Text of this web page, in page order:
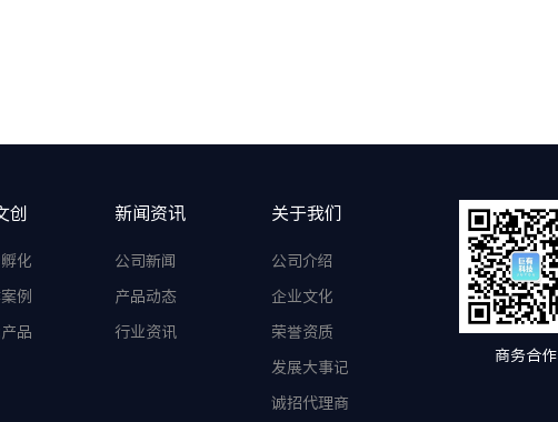
创
化
例
产品
新闻资讯
公司新闻
产品动态
行业资讯
关于我们
公司介绍
企业文化
荣誉资质
发展大事记
诚招代理商
商务合作